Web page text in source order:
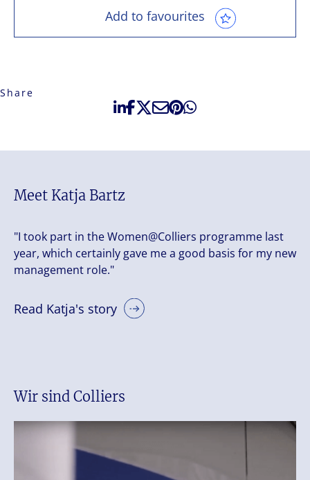
Add to favourites
Share
Meet Katja Bartz
"I took part in the Women@Colliers programme last
year, which certainly gave me a good basis for my new
management role."
Read Katja's story
Wir sind Colliers